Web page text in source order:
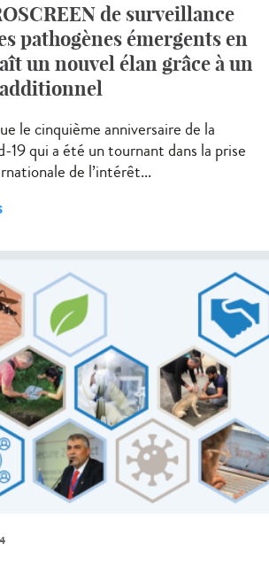
de surveillance
pathogènes émergents en
un nouvel élan grâce à un
le cinquième anniversaire de la
19 qui a été un tournant dans la prise
de l’intérêt...